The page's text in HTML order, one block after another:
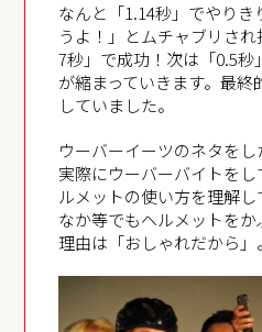
なんと「1.14秒」でやりき
うよ！」とムチャブリさ
7秒」で成功！次は「0.5
が縮まっていきます。最終
していました。
ウーバーイーツのネタを
実際にウーバーバイトを
ルメットの使い方を理解
なか等でもヘルメットを
理由は「おしゃれだから」。